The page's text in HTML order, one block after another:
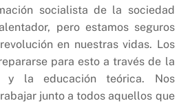
socialista de la sociedad
pero estamos seguros
en nuestras vidas. Los
para esto a través de la
y la educación teórica. Nos
junto a todos aquellos que